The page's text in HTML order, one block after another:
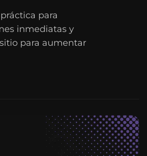
para
inmediatas y
para aumentar